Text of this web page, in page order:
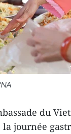
du
journée